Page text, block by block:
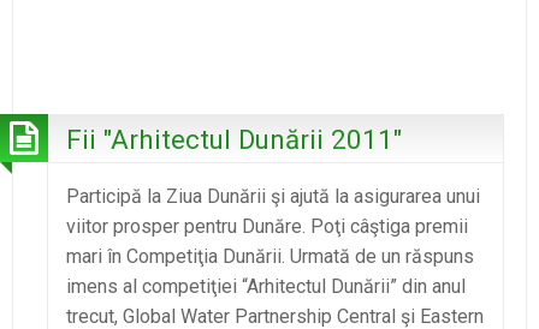
Fii "Arhitectul Dunării 2011"
Participă la Ziua Dunării şi ajută la asigurarea unui
viitor prosper pentru Dunăre. Poţi câştiga premii
mari în Competiţia Dunării. Urmată de un răspuns
imens al competiţiei “Arhitectul Dunării” din anul
trecut, Global Water Partnership Central şi Eastern